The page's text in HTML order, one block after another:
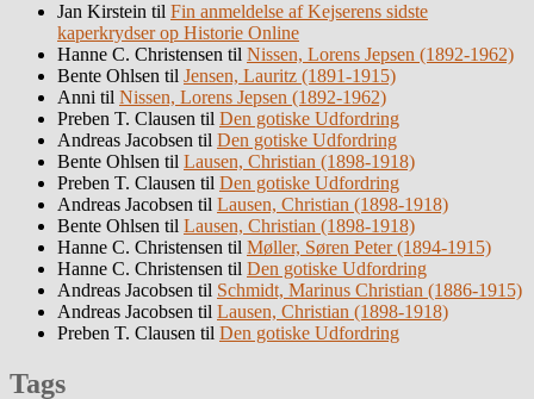
Jan Kirstein til Fin anmeldelse af Kejserens sidste
kaperkrydser op Historie Online
Hanne C. Christensen til Nissen, Lorens Jepsen (1892-1962)
Bente Ohlsen til Jensen, Lauritz (1891-1915)
Anni til Nissen, Lorens Jepsen (1892-1962)
Preben T. Clausen til Den gotiske Udfordring
Andreas Jacobsen til Den gotiske Udfordring
Bente Ohlsen til Lausen, Christian (1898-1918)
Preben T. Clausen til Den gotiske Udfordring
Andreas Jacobsen til Lausen, Christian (1898-1918)
Bente Ohlsen til Lausen, Christian (1898-1918)
Hanne C. Christensen til Møller, Søren Peter (1894-1915)
Hanne C. Christensen til Den gotiske Udfordring
Andreas Jacobsen til Schmidt, Marinus Christian (1886-1915)
Andreas Jacobsen til Lausen, Christian (1898-1918)
Preben T. Clausen til Den gotiske Udfordring
Tags